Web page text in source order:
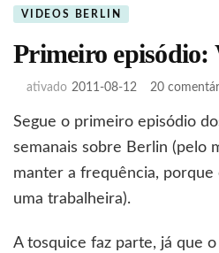
VIDEOS BERLIN
Primeiro
ativado 2011-08-12 20
Segue o primeiro episódio
semanais sobre Berlin (pelo
manter a frequência, porque
uma trabalheira).
A tosquice faz parte, já que